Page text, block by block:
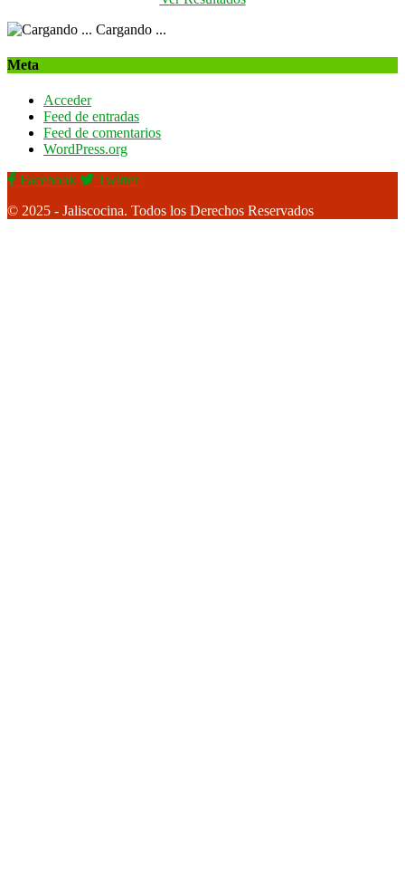
Cargando ...
Meta
Acceder
Feed de entradas
Feed de comentarios
WordPress.org
Facebook
Twitter
© 2025 - Jaliscocina. Todos los Derechos Reservados